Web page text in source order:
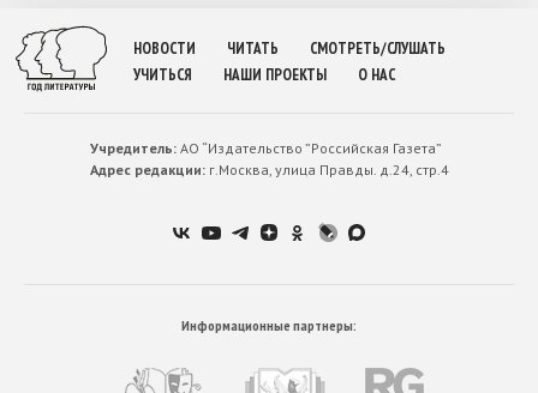
НОВОСТИ ЧИТАТЬ
СМОТРЕТЬ/СЛУШАТЬ
УЧИТЬСЯ
НАШИ ПРОЕКТЫ О НАС
Учредитель:АО “Издательство ”Российская Газета”
Адрес редакции:г.Москва, улица Правды. д.24, стр.4
Информационные партнеры: